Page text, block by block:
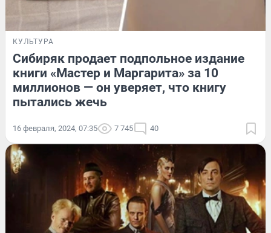
КУЛЬТУРА
Сибиряк продает подпольное издание
книги «Мастер и Маргарита» за 10
миллионов — он уверяет, что книгу
пытались жечь
16 февраля, 2024, 07:35 7 745 40